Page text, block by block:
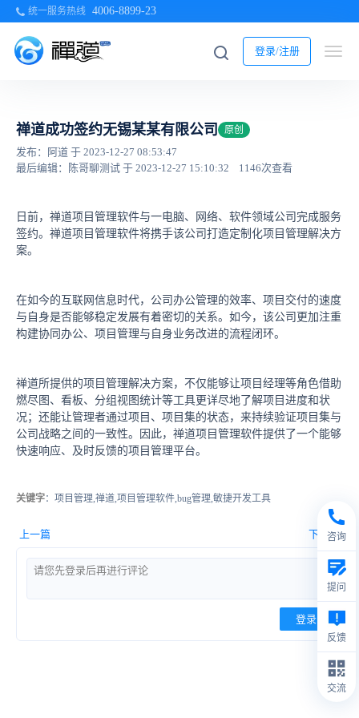
统一服务热线 4006-8899-23
登录/注册
禅道成功签约无锡某某有限公司 原创
发布：阿道 于 2023-12-27 08:53:47
最后编辑：陈哥聊测试 于 2023-12-27 15:10:32
1146次查看
日前，禅道项目管理软件与一电脑、网络、软件领域公司完成服务
签约。禅道项目管理软件将携手该公司打造定制化项目管理解决方
案。
在如今的互联网信息时代，公司办公管理的效率、项目交付的速度
与自身是否能够稳定发展有着密切的关系。如今，该公司更加注重
构建协同办公、项目管理与自身业务改进的流程闭环。
禅道所提供的项目管理解决方案，不仅能够让项目经理等角色借助
燃尽图、看板、分组视图统计等工具更详尽地了解项目进度和状
况；还能让管理者通过项目、项目集的状态，来持续验证项目集与
公司战略之间的一致性。因此，禅道项目管理软件提供了一个能够
快速响应、及时反馈的项目管理平台。
关键字：项目管理,禅道,项目管理软件,bug管理,敏捷开发工具
上一篇 下一篇
登录
咨询
提问
反馈
交流